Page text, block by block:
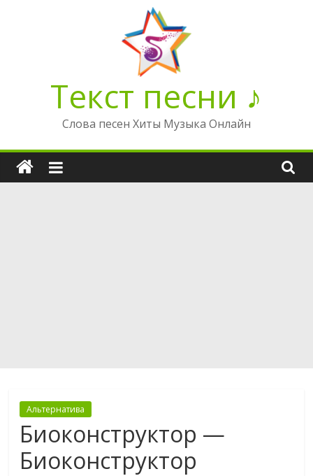
Текст песни ♪
Слова песен Хиты Музыка Онлайн
Альтернатива
Биоконструктор —
Биоконструктор